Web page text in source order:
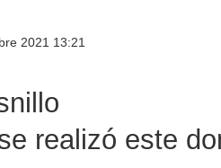
2021 13:21
realizó este